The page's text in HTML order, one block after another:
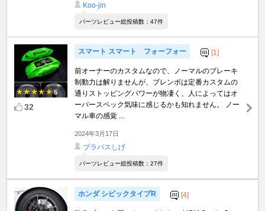
Koo-jin
パーツレビュー総投稿数：47件
5
32
スマート スマート フォーフォー [1]
前オーナーのカスタムなので、ノーマルのブレーキ
制動力は解りませんが、ブレンボは定番カスタムの
通りストッピングパワーが物凄く、人によってはオ
ーバースペック気味に感じるかも知れません。 ノー
マル車の感覚 ...
2024年3月17日
ブラバスしげ
パーツレビュー総投稿数：27件
ホンダ シビックタイプR [4]